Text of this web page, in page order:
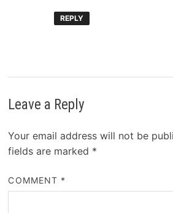
REPLY
Leave a Reply
Your email address will not be
fields are marked *
COMMENT *